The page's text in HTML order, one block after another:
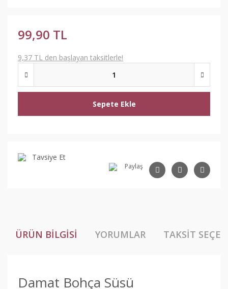
99,90 TL
9,37 TL den başlayan taksitlerle!
Sepete Ekle
Tavsiye Et
Paylaş
ÜRÜN BILGISI YORUMLAR TAKSIT
Damat Bohça Süsü